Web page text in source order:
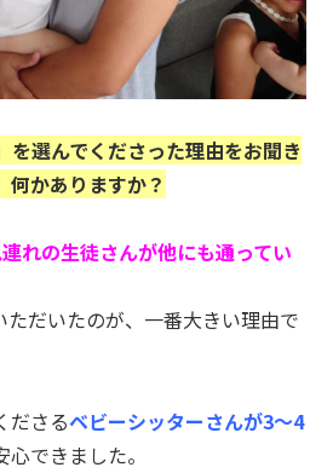
選んでくださった理由をお聞き
何かありますか？
連れの生徒さんが他にも通ってい
ただいたのが、一番大きい理由で
ださるベビーシッターさんが3～4
心できました。